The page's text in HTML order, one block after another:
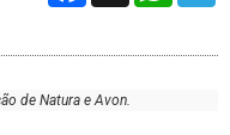
de Natura e Avon.